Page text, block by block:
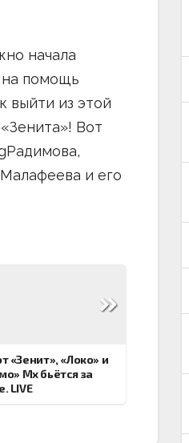
начала
на помощь
выйти из этой
Вот
и его
«Зенит», «Локо» и
Мх бьётся за
LIVE